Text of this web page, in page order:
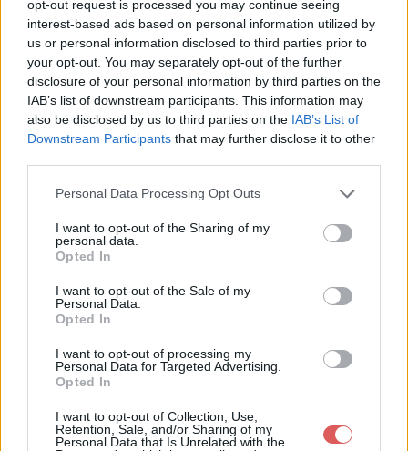
opt-out request is processed you may continue seeing
interest-based ads based on personal information utilized by
us or personal information disclosed to third parties prior to
your opt-out. You may separately opt-out of the further
disclosure of your personal information by third parties on the
IAB’s list of downstream participants. This information may
also be disclosed by us to third parties on the IAB’s List of
Downstream Participants that may further disclose it to other
Personal Data Processing Opt Outs
I want to opt-out of the Sharing of my
personal data.
Opted In
I want to opt-out of the Sale of my
Personal Data.
Opted In
I want to opt-out of processing my
Personal Data for Targeted Advertising.
Opted In
I want to opt-out of Collection, Use,
Retention, Sale, and/or Sharing of my
Personal Data that Is Unrelated with the
SIO1 - LES PRINCIPES
FONDAMENTAUX DU DROIT ET
LEUR APPLICATION AU
SECTEUR DE L'INFORMATIQUE
(1).docx sur le Web et les
réseaux sociaux:
Télécharger le fichier COURS3 B
TS SIO1 - LES PRINCIPES FOND
AMENTAUX DU DROIT ET LEUR
APPLICATION AU SECTEUR DE